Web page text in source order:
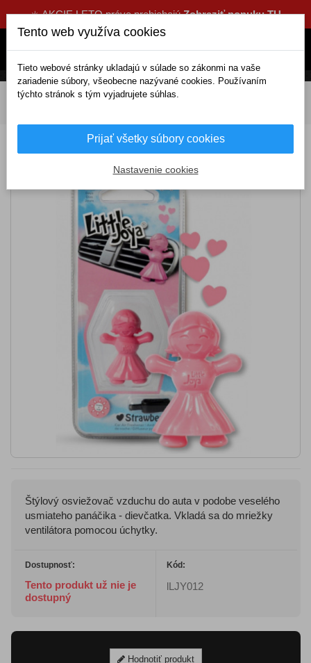
☀️ AKCIE LETO práve prebiehajúZobraziť ponuku TU
DOMOV Kozmetika a čistenie
Little Joya Strawberry
Štýlový osviežovač vzduchu do auta v podobe veselého
usmiateho panáčika - dievčatka. Vkladá sa do mriežky
ventilátora pomocou úchytky.
Dostupnosť:
Tento produkt už nie je
dostupný
Kód:
lLJY012
Hodnotiť produkt
Tento web využíva cookies
Tieto webové stránky ukladajú v súlade so zákonmi na vaše
zariadenie súbory, všeobecne nazývané cookies. Používaním
týchto stránok s tým vyjadrujete súhlas.
Prijať všetky súbory cookies
Nastavenie cookies